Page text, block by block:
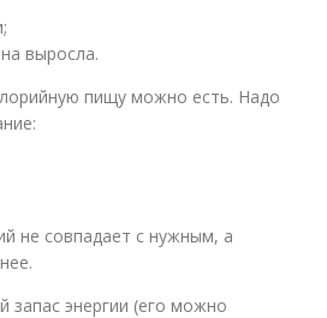
выросла.
пищу можно есть. Надо
не совпадает с нужным, а
запас энергии (его можно